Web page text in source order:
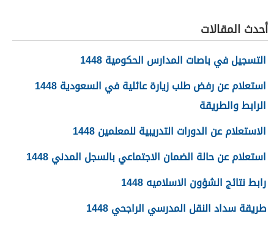
أحدث المقالات
التسجيل في باصات المدارس الحكومية 1448
استعلام عن رفض طلب زيارة عائلية في السعودية 1448
الرابط والطريقة
الاستعلام عن الدورات التدريبية للمعلمين 1448
استعلام عن حالة الضمان الاجتماعي بالسجل المدني 1448
رابط نتائج الشؤون الاسلاميه 1448
طريقة سداد النقل المدرسي الراجحي 1448